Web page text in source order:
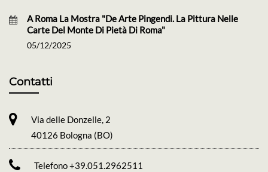
A Roma La Mostra "De Arte Pingendi. La Pittura Nelle
Carte Del Monte Di Pietà Di Roma"
05/12/2025
Contatti
Via delle Donzelle, 2
40126 Bologna (BO)
Telefono +39.051.2962511